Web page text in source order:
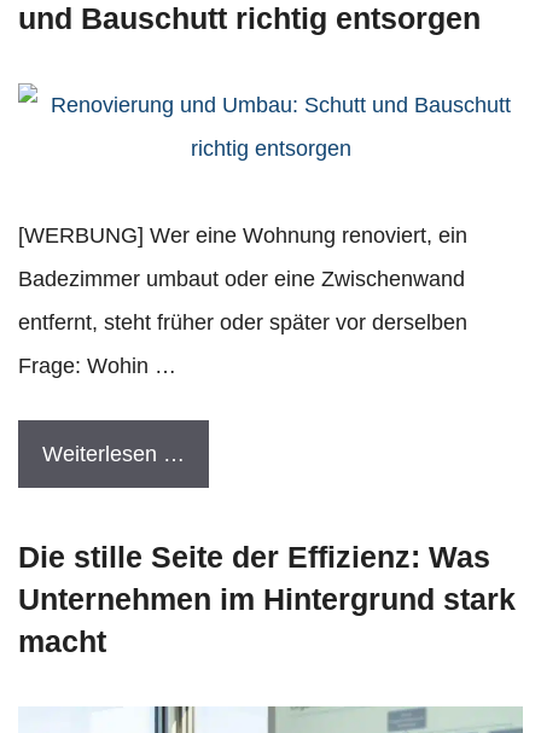
und Bauschutt richtig entsorgen
[WERBUNG] Wer eine Wohnung renoviert, ein
Badezimmer umbaut oder eine Zwischenwand
entfernt, steht früher oder später vor derselben
Frage: Wohin …
Weiterlesen …
Die stille Seite der Effizienz: Was
Unternehmen im Hintergrund stark
macht